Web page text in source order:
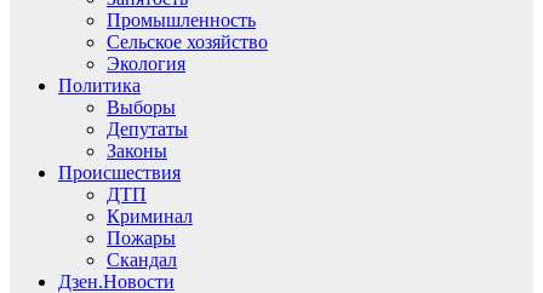
Промышленность
Сельское хозяйство
Экология
Политика
Выборы
Депутаты
Законы
Происшествия
ДТП
Криминал
Пожары
Скандал
Дзен.Новости